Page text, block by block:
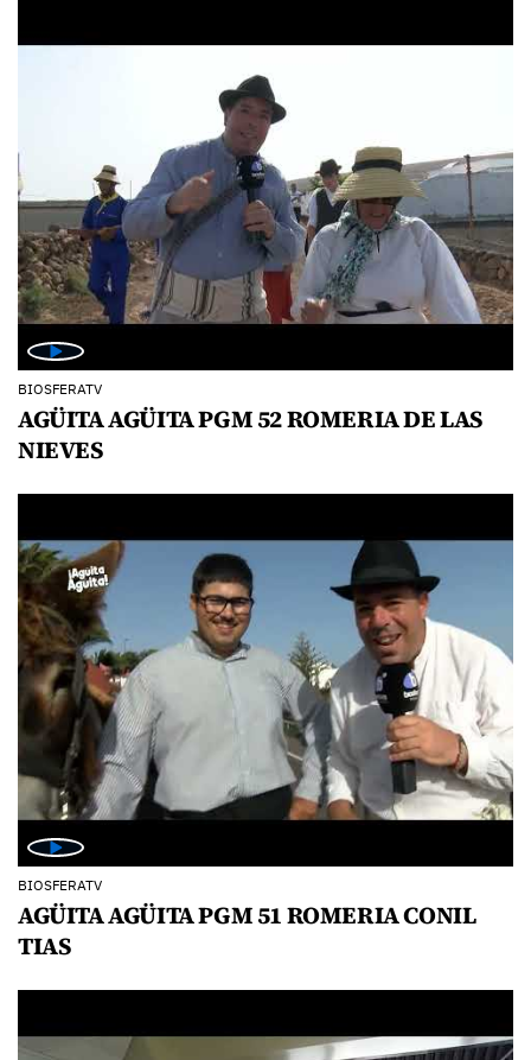
BIOSFERATV
AGÜITA AGÜITA PGM 52 ROMERIA DE LAS
NIEVES
BIOSFERATV
AGÜITA AGÜITA PGM 51 ROMERIA CONIL
TIAS